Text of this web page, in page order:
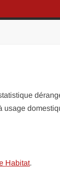
usage
Habitat.